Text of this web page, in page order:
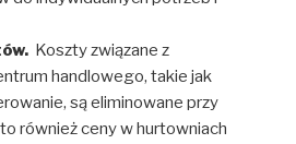
Koszty związane z
handlowego, takie jak
są eliminowane przy
również ceny w hurtowniach